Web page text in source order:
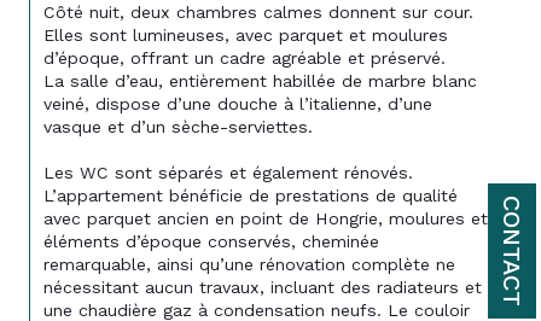
CONTACT
Côté nuit, deux chambres calmes donnent sur cour.
Elles sont lumineuses, avec parquet et moulures
d’époque, offrant un cadre agréable et préservé.
La salle d’eau, entièrement habillée de marbre blanc
veiné, dispose d’une douche à l’italienne, d’une
vasque et d’un sèche-serviettes.
Les WC sont séparés et également rénovés.
L’appartement bénéficie de prestations de qualité
avec parquet ancien en point de Hongrie, moulures et
éléments d’époque conservés, cheminée
remarquable, ainsi qu’une rénovation complète ne
nécessitant aucun travaux, incluant des radiateurs et
une chaudière gaz à condensation neufs. Le couloir